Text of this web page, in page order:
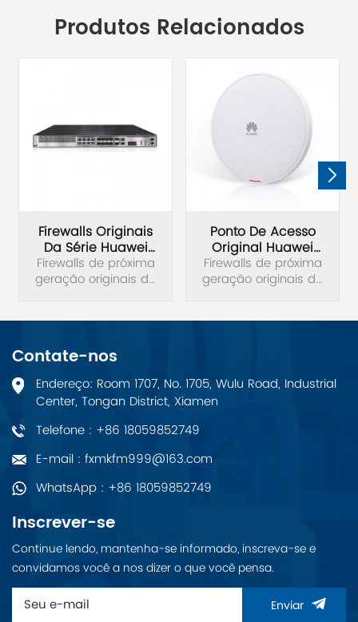
Produtos Relacionados
Firewalls Originais
Da Série Huawei
USG6525E-AC
USG6500E
Firewalls de próxima
geração originais da
USG6500E.
Ponto De Acesso
Original Huawei
AirEngine 5761-11
Firewalls de próxima
geração originais da
USG6500E. O AirEngine
alta largura de banda
e uma experiência de
pequenas e médias
Contate-nos
Endereço: Room 1707, No. 1705, Wulu Road, Industrial
Center, Tongan District, Xiamen
Telefone : +86 18059852749
E-mail : fxmkfm999@163.com
WhatsApp : +86 18059852749
Inscrever-se
Continue lendo, mantenha-se informado, inscreva-se e
convidamos você a nos dizer o que você pensa.
Enviar